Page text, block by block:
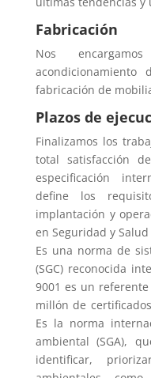
Fabricación
Nos
fabricación de
Plazos de
Finalizamos los
total satisfacción
especificación
define los
implantación y
en Seguridad y
Es una norma de
(SGC) reconocida
9001 es un
millón de
Es la norma
ambiental (SGA),
identificar,